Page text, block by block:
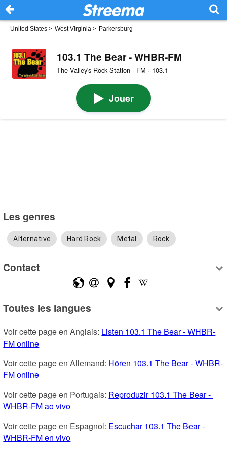
United States > West Virginia > Parkersburg
103.1 The Bear - WHBR-FM
The Valley's Rock Station · FM · 103.1
Jouer
Les genres
Alternative Hard Rock Metal Rock
Contact
Toutes les langues
Voir cette page en Anglais: Listen 103.1 The Bear - WHBR-
FM online
Voir cette page en Allemand: Hören 103.1 The Bear - WHBR-
FM online
Voir cette page en Portugais: Reproduzir 103.1 The Bear -
WHBR-FM ao vivo
Voir cette page en Espagnol: Escuchar 103.1 The Bear -
WHBR-FM en vivo